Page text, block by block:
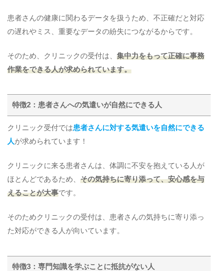
患者さんの健康に関わるデータを扱うため、不正確だと対応
の遅れやミス、重要なデータの紛失につながるからです。
そのため、クリニックの受付は、 集中力をもって正確に事務
作業をできる人が求められています。
特徴2：患者さんへの気遣いが自然にできる人
クリニック受付では患者さんに対する気遣いを自然にできる
人が求められています！
クリニックに来る患者さんは、体調に不安を抱えている人が
ほとんどであるため、 その気持ちに寄り添って、安心感を与
えることが大事です。
そのためクリニックの受付は、患者さんの気持ちに寄り添っ
た対応ができる人が向いています。
特徴3：専門知識を学ぶことに抵抗がない人